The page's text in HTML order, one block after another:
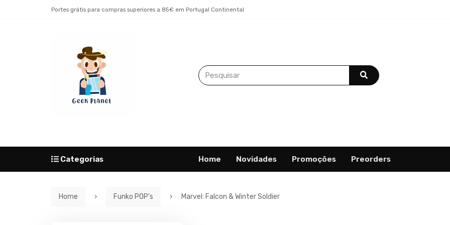
Portes grátis para compras superiores a 85€ em Portugal Continental
Home Novidades Promoções Preorders
Categorias
Home Funko POP's Marvel: Falcon & Winter Soldier